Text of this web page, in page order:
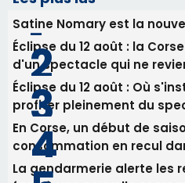
Satine Nomary est la
Éclipse du 12 août : la
d'un spectacle qui ne
Éclipse du 12 août : Où
profiter pleinement du
En Corse, un début de
consommation en recul
La gendarmerie alerte les